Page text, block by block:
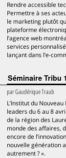
Rendre accessible
Permettre à ses
le marketing plutôt
plateforme
l’agence web
services
lançant dans l’e-
Séminaire Tribu
parGaudérique Traub
L’Institut du
leaders du 6 au 8
de la région des
monde des affaires,
encore de
nouvelle génération
autrement ? ».